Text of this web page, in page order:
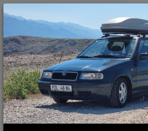
Po - Pá 9:00 - 17:00
Úvod SP-EL Merch Bundy Zimní bunda
Zimní bunda SP-EL